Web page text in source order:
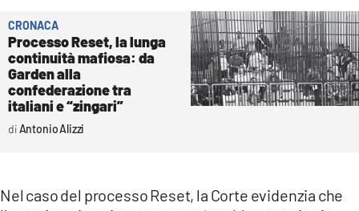
CRONACA
Processo Reset, la lunga
continuità mafiosa: da
Garden alla
confederazione tra
italiani e “zingari”
Antonio Alizzi
Nel caso del processo Reset, la Corte evidenzia che